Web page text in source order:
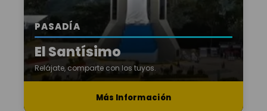
PASADÍA
El Santísimo
Relájate, comparte con los tuyos.
Más Información